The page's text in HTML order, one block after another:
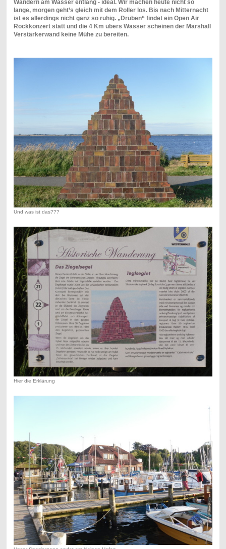
Wandern am Wasser entlang - ideal. Wir machen heute nicht so
lange, morgen geht’s gleich mit dem Roller los. Bis nach Mitternacht
ist es allerdings nicht ganz so ruhig. „Drüben“ findet ein Open Air
Rockkonzert statt und die 4 Km übers Wasser scheinen der Marshall
Verstärkerwand keine Mühe zu bereiten.
Und was ist das???
Hier die Erklärung